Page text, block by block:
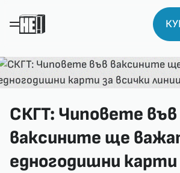
СКГТ: Чиповете във
ваксините ще
едногодишни карти